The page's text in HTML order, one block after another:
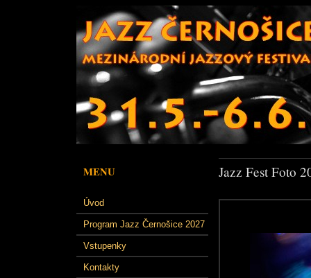
MENU
Úvod
Program Jazz Černošice 2027
Vstupenky
Kontakty
Jazz Fest Foto